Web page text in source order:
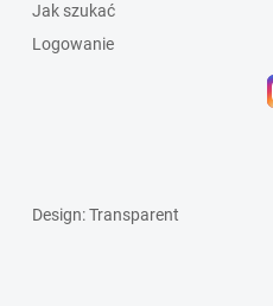
Jak szukać
Logowanie
Design: Transparent